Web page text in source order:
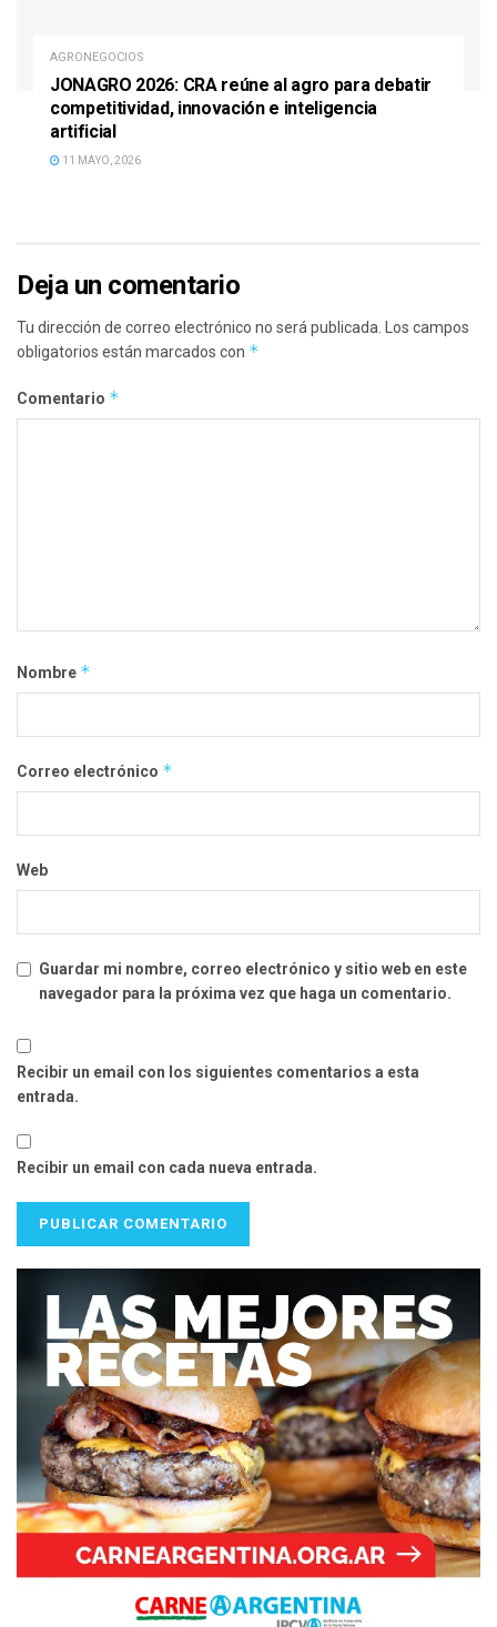
AGRONEGOCIOS
JONAGRO 2026: CRA reúne al agro para debatir
competitividad, innovación e inteligencia
artificial
11 MAYO, 2026
Deja un comentario
Tu dirección de correo electrónico no será publicada.
Los campos
obligatorios están marcados con *
Comentario *
Nombre *
Correo electrónico *
Web
Guardar mi nombre, correo electrónico y sitio web en este
navegador para la próxima vez que haga un comentario.
Recibir un email con los siguientes comentarios a esta
entrada.
Recibir un email con cada nueva entrada.